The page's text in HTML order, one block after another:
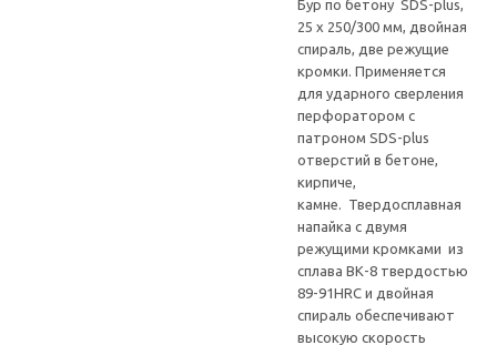
Бур по бетону SDS-plus,
25 х 250/300 мм, двойная
спираль, две режущие
кромки. Применяется
для ударного сверления
перфоратором с
патроном SDS-plus
отверстий в бетоне,
кирпиче,
камне. Твердосплавная
напайка с двумя
режущими кромками из
сплава ВК-8 твердостью
89-91HRC и двойная
спираль обеспечивают
высокую скорость